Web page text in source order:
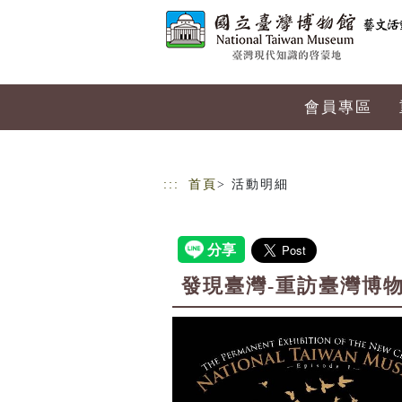
會員專區
::: 首頁 > 活動明細
發現臺灣-重訪臺灣博